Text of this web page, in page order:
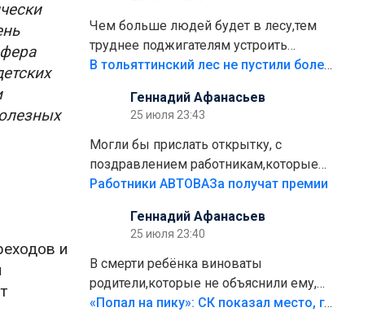
и
лежала в парке и испортилась.Да
еще,видимо,часть украли.
Чем больше людей будет в лесу,тем
труднее поджигателям устроить
пожар.Тех кто разводит костры,тех
полно стоит,почему водители всё
равно едут в лес? Штрафы мизерные.
В тольяттинский лес не пустили более тысячи автомобилей
Геннадий Афанасьев
25 июля 23:43
Могли бы прислать открытку, с
поздравлением работникам,которые
больше сорока лет отработали на
Работники АВТОВАЗа получат премии
Геннадий Афанасьев
25 июля 23:40
В смерти ребёнка виноваты
родители,которые не объяснили ему,
что такое хорошо и что такое плохо!
«Попал на пику»: СК показал место, где был смертельно травмирован ребенок в Тольятти